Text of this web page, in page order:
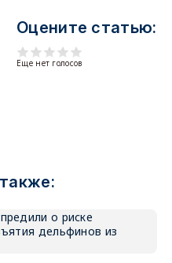
Оцените статью:
Еще нет голосов
о риске
дельфинов из